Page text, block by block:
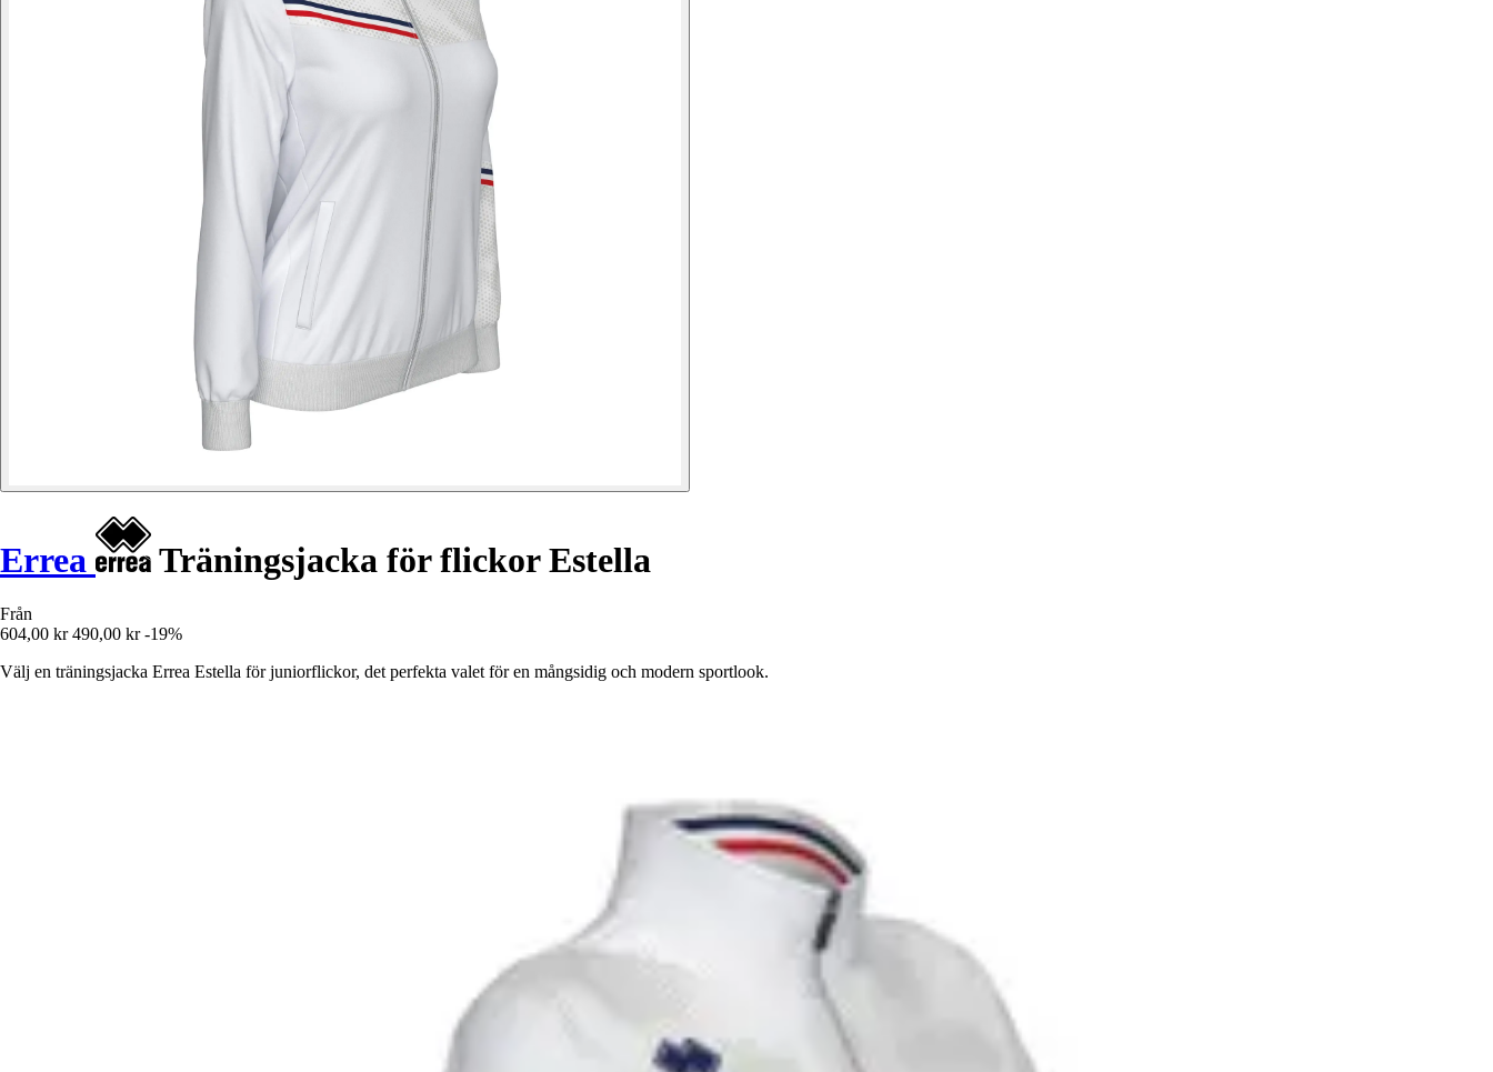
Errea Träningsjacka för flickor Estella
Från
604,00 kr 490,00 kr -19%
Välj en träningsjacka Errea Estella för juniorflickor, det perfekta valet för en mångsidig och modern sportlook.